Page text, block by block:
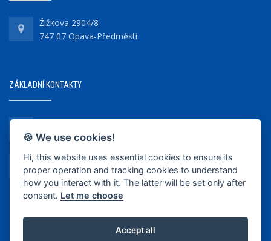
Žižkova 2904/8
747 07 Opava-Předměstí
ZÁKLADNÍ KONTAKTY
+420 737 218 679
info@bkopava.cz
www.bkopava.cz
🍪 We use cookies!
Hi, this website uses essential cookies to ensure its
proper operation and tracking cookies to understand
how you interact with it. The latter will be set only after
consent. Let me choose
Accept all